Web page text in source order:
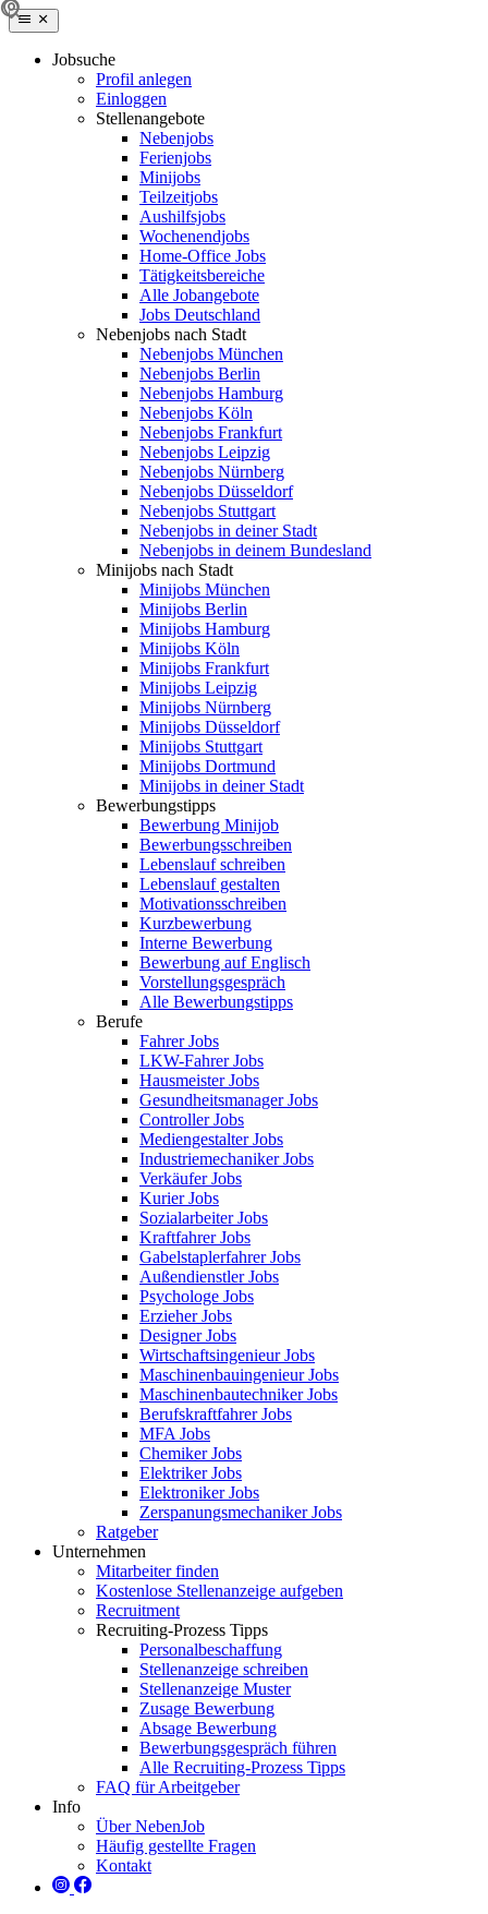
Jobsuche
Profil anlegen
Einloggen
Stellenangebote
Nebenjobs
Ferienjobs
Minijobs
Teilzeitjobs
Aushilfsjobs
Wochenendjobs
Home-Office Jobs
Tätigkeitsbereiche
Alle Jobangebote
Jobs Deutschland
Nebenjobs nach Stadt
Nebenjobs München
Nebenjobs Berlin
Nebenjobs Hamburg
Nebenjobs Köln
Nebenjobs Frankfurt
Nebenjobs Leipzig
Nebenjobs Nürnberg
Nebenjobs Düsseldorf
Nebenjobs Stuttgart
Nebenjobs in deiner Stadt
Nebenjobs in deinem Bundesland
Minijobs nach Stadt
Minijobs München
Minijobs Berlin
Minijobs Hamburg
Minijobs Köln
Minijobs Frankfurt
Minijobs Leipzig
Minijobs Nürnberg
Minijobs Düsseldorf
Minijobs Stuttgart
Minijobs Dortmund
Minijobs in deiner Stadt
Bewerbungstipps
Bewerbung Minijob
Bewerbungsschreiben
Lebenslauf schreiben
Lebenslauf gestalten
Motivationsschreiben
Kurzbewerbung
Interne Bewerbung
Bewerbung auf Englisch
Vorstellungsgespräch
Alle Bewerbungstipps
Berufe
Fahrer Jobs
LKW-Fahrer Jobs
Hausmeister Jobs
Gesundheitsmanager Jobs
Controller Jobs
Mediengestalter Jobs
Industriemechaniker Jobs
Verkäufer Jobs
Kurier Jobs
Sozialarbeiter Jobs
Kraftfahrer Jobs
Gabelstaplerfahrer Jobs
Außendienstler Jobs
Psychologe Jobs
Erzieher Jobs
Designer Jobs
Wirtschaftsingenieur Jobs
Maschinenbauingenieur Jobs
Maschinenbautechniker Jobs
Berufskraftfahrer Jobs
MFA Jobs
Chemiker Jobs
Elektriker Jobs
Elektroniker Jobs
Zerspanungsmechaniker Jobs
Ratgeber
Unternehmen
Mitarbeiter finden
Kostenlose Stellenanzeige aufgeben
Recruitment
Recruiting-Prozess Tipps
Personalbeschaffung
Stellenanzeige schreiben
Stellenanzeige Muster
Zusage Bewerbung
Absage Bewerbung
Bewerbungsgespräch führen
Alle Recruiting-Prozess Tipps
FAQ für Arbeitgeber
Info
Über NebenJob
Häufig gestellte Fragen
Kontakt